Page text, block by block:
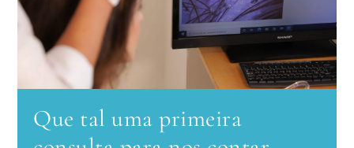
Que tal uma primeira